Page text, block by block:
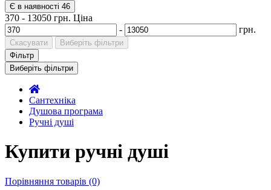
Є в наявності 46
370 - 13050 грн. Ціна
-
грн.
Скасувати
Виберіть фільтри
Фільтр
Виберіть фільтри
Сантехніка
Душова програма
Ручні душі
Купити ручні душі
Порівняння товарів (0)